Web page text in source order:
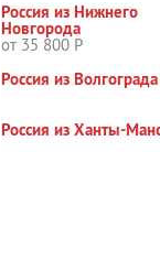
Россия из Нижнего
Новгорода
от 35 800 Р
Россия из Волгограда
Россия из Ханты-